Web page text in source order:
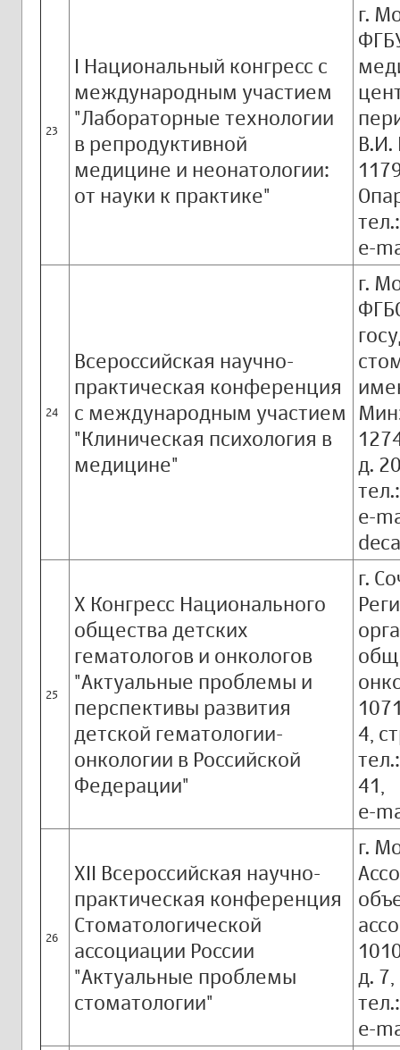
23
I Национальный конгресс с
международным участием
"Лабораторные технологии
в репродуктивной
медицине и неонатологии:
от науки к практике"
г.
В.И.
e-
24
Всероссийская научно-
практическая конференция
с международным участием
"Клиническая психология в
медицине"
г.
д.
e-
25
X Конгресс Национального
общества детских
гематологов и онкологов
"Актуальные проблемы и
перспективы развития
детской гематологии-
онкологии в Российской
Федерации"
г.
4,
41,
e-
26
XII Всероссийская научно-
практическая конференция
Стоматологической
ассоциации России
"Актуальные проблемы
стоматологии"
г.
д. 7,
e-